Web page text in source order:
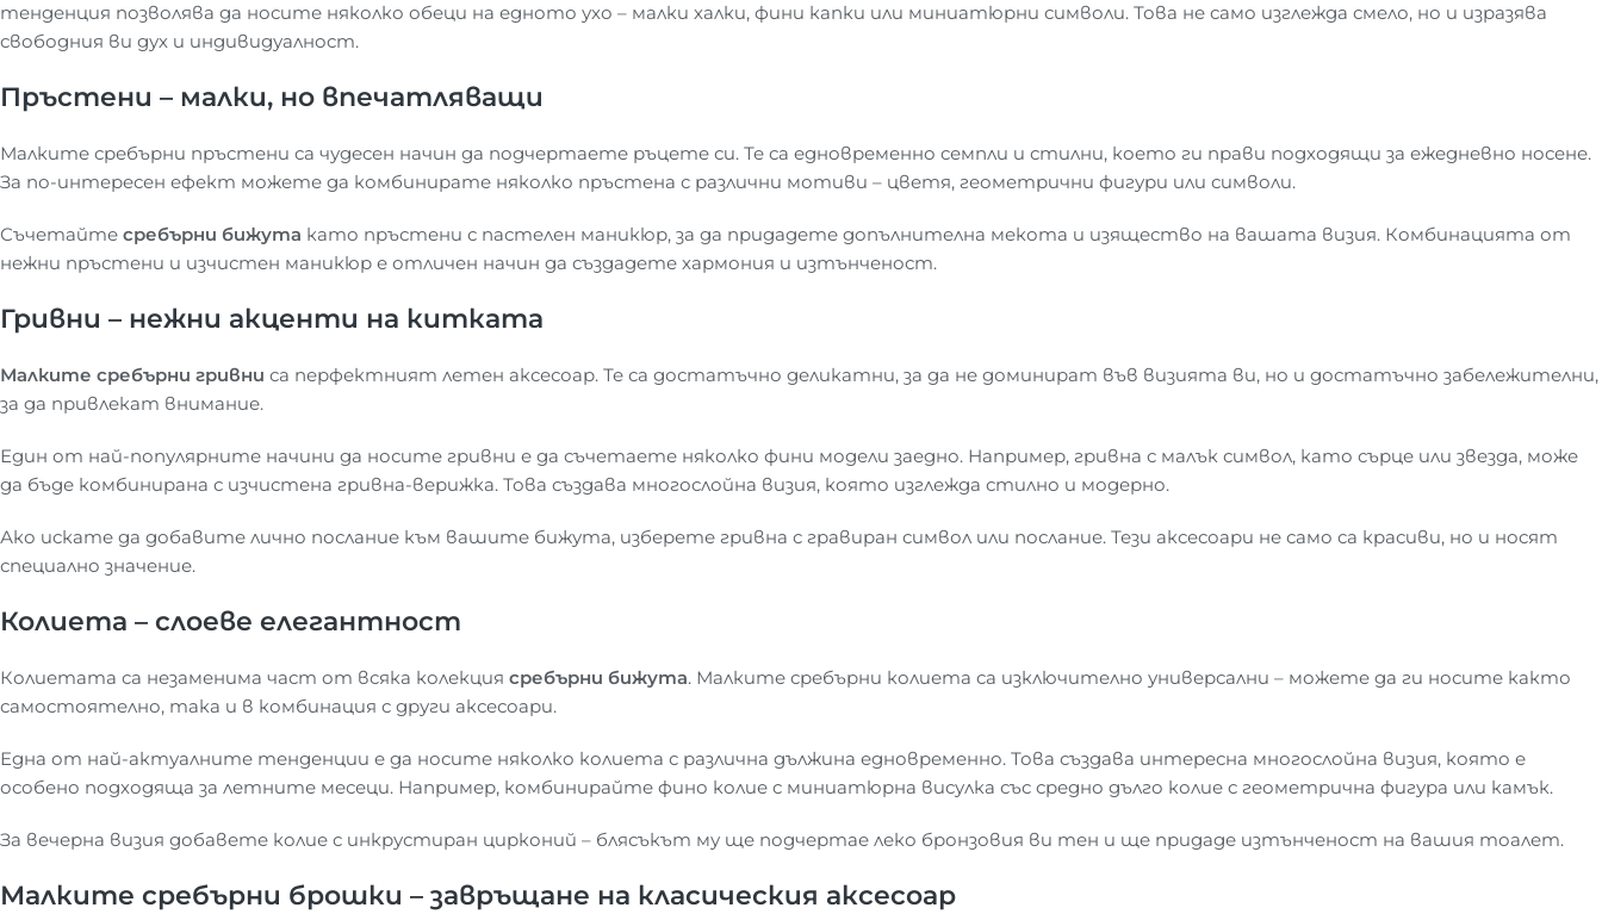
тенденция позволява да носите няколко обеци на едното ухо – малки халки, фини капки или миниатюрни символи. Това не само изглежда смело, но и изразява
свободния ви дух и индивидуалност.
Пръстени – малки, но впечатляващи
Малките сребърни пръстени са чудесен начин да подчертаете ръцете си. Те са едновременно семпли и стилни, което ги прави подходящи за ежедневно носене.
За по-интересен ефект можете да комбинирате няколко пръстена с различни мотиви – цветя, геометрични фигури или символи.
Съчетайте сребърни бижута като пръстени с пастелен маникюр, за да придадете допълнителна мекота и изящество на вашата визия. Комбинацията от
нежни пръстени и изчистен маникюр е отличен начин да създадете хармония и изтънченост.
Гривни – нежни акценти на китката
Малките сребърни гривни са перфектният летен аксесоар. Те са достатъчно деликатни, за да не доминират във визията ви, но и достатъчно забележителни,
за да привлекат внимание.
Един от най-популярните начини да носите гривни е да съчетаете няколко фини модели заедно. Например, гривна с малък символ, като сърце или звезда, може
да бъде комбинирана с изчистена гривна-верижка. Това създава многослойна визия, която изглежда стилно и модерно.
Ако искате да добавите лично послание към вашите бижута, изберете гривна с гравиран символ или послание. Тези аксесоари не само са красиви, но и носят
специално значение.
Колиета – слоеве елегантност
Колиетата са незаменима част от всяка колекция сребърни бижута. Малките сребърни колиета са изключително универсални – можете да ги носите както
самостоятелно, така и в комбинация с други аксесоари.
Една от най-актуалните тенденции е да носите няколко колиета с различна дължина едновременно. Това създава интересна многослойна визия, която е
особено подходяща за летните месеци. Например, комбинирайте фино колие с миниатюрна висулка със средно дълго колие с геометрична фигура или камък.
За вечерна визия добавете колие с инкрустиран цирконий – блясъкът му ще подчертае леко бронзовия ви тен и ще придаде изтънченост на вашия тоалет.
Малките сребърни брошки – завръщане на класическия аксесоар